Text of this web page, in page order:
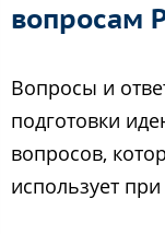
вопросам
Вопросы и
подготовки
вопросов,
использует